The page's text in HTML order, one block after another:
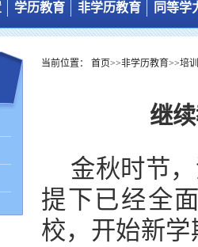
位职责
作人员
学历教育
教学管理
非学历教育
培训项目
同等学
当前位置： 首页>>非学历教育>>培
继
金秋时节
提下已经全
校，开始新